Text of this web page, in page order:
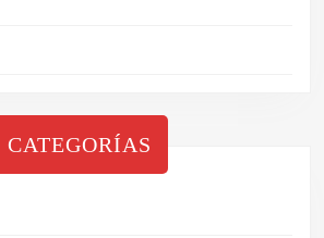
CATEGORÍAS